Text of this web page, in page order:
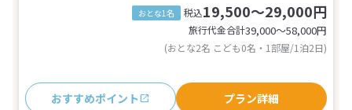
おとな1名 税込19,500～29,000円
旅行代金合計39,000〜58,000円
(おとな2名 こども0名・1部屋/1泊2日)
おすすめポイント プラン詳細